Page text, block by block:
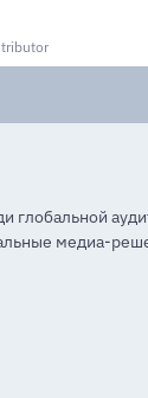
глобальной
медиа-